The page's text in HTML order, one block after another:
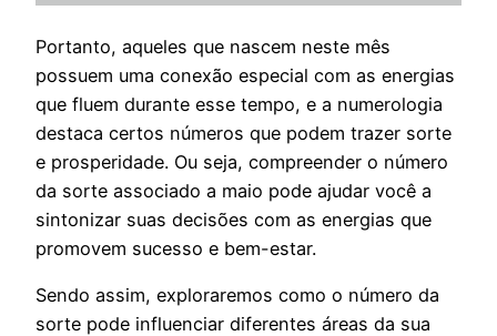
Portanto, aqueles que nascem neste mês
possuem uma conexão especial com as energias
que fluem durante esse tempo, e a numerologia
destaca certos números que podem trazer sorte
e prosperidade. Ou seja, compreender o número
da sorte associado a maio pode ajudar você a
sintonizar suas decisões com as energias que
promovem sucesso e bem-estar.
Sendo assim, exploraremos como o número da
sorte pode influenciar diferentes áreas da sua